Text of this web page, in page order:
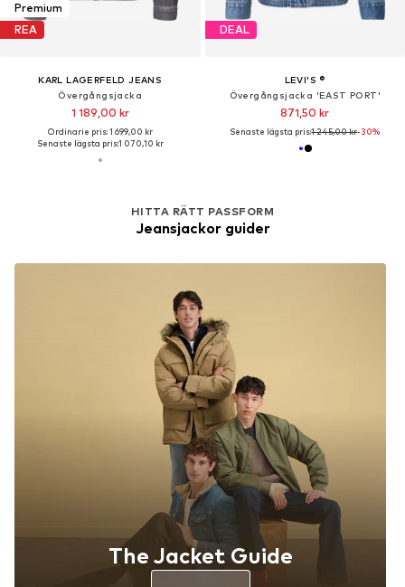
Premium
REA
KARL LAGERFELD JEANS
Övergångsjacka
1 189,00 kr
Ordinarie pris: 1 699,00 kr
Senaste lägsta pris:1 070,10 kr
DEAL
LEVI'S ®
Övergångsjacka 'EAST PORT'
871,50 kr
Senaste lägsta pris:1 245,00 kr-30%
HITTA RÄTT PASSFORM
Jeansjackor guider
The Jacket Guide